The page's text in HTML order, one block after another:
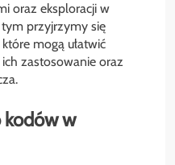
oraz eksploracji w
przyjrzymy się
mogą ułatwić
zastosowanie oraz
kodów w